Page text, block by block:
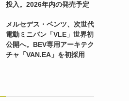
投入。2026年内の発売予定
メルセデス・ベンツ、次世代
電動ミニバン「VLE」世界初
公開へ。BEV専用アーキテク
チャ「VAN.EA」を初採用